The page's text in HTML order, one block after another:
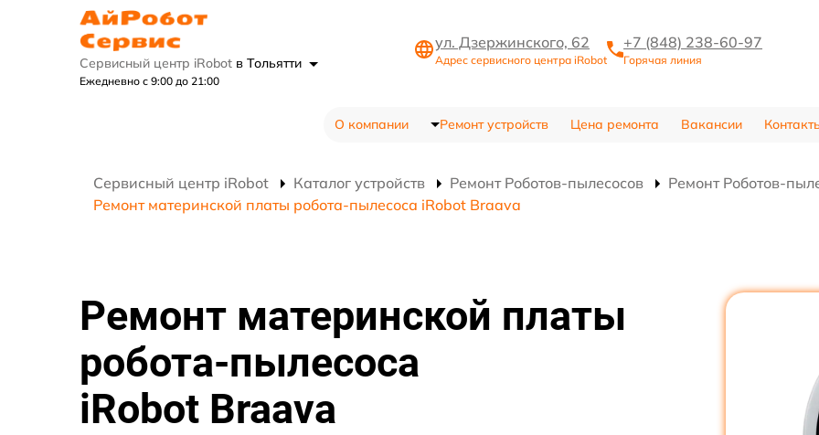
Сервисный центр iRobot в Тольятти
Ежедневно с 9:00 до 21:00
ул. Дзержинского, 62
Адрес сервисного центра iRobot
+7 (848) 238-60-97
Горячая линия
О компании Ремонт устройств Цена ремонта Вакансии
Сервисный центр iRobot Каталог устройств Ремонт Роботов-пылесосов
Ремонт Роботов-
Ремонт материнской платы робота-пылесоса iRobot Braava
Ремонт материнской платы
робота-пылесоса
iRobot Braava